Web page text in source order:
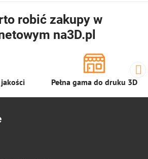
robić zakupy w
na3D.pl
Pełna gama do druku 3D